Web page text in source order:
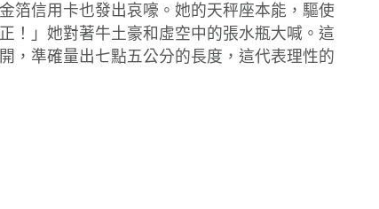
箔信用卡也發出哀嚎。她的天秤座本能，驅使
！」她對著牛土豪和虛空中的張水瓶大喊。這
，準確量出七點五公分的長度，這代表理性的